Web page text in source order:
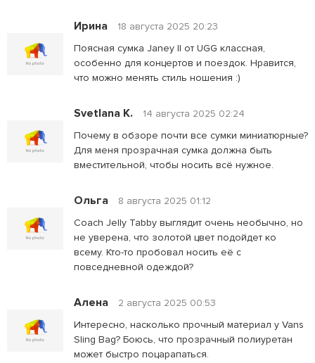
Ирина
18 августа 2025 20:23
Поясная сумка Janey II от UGG классная,
особенно для концертов и поездок. Нравится,
что можно менять стиль ношения :)
Svetlana K.
14 августа 2025 02:24
Почему в обзоре почти все сумки миниатюрные?
Для меня прозрачная сумка должна быть
вместительной, чтобы носить всё нужное.
Ольга
8 августа 2025 01:12
Coach Jelly Tabby выглядит очень необычно, но
не уверена, что золотой цвет подойдет ко
всему. Кто-то пробовал носить её с
повседневной одеждой?
Алена
2 августа 2025 00:53
Интересно, насколько прочный материал у Vans
Sling Bag? Боюсь, что прозрачный полиуретан
может быстро поцарапаться.